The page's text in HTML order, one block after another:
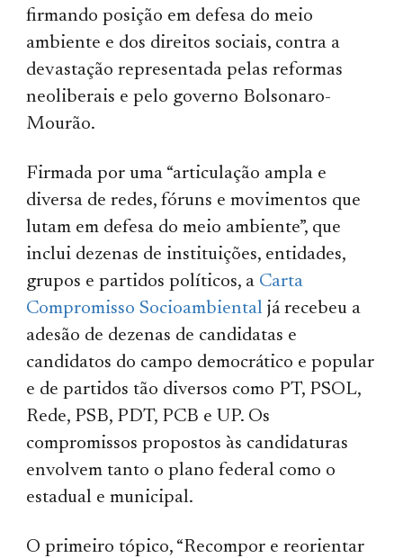
firmando posição em defesa do meio
ambiente e dos direitos sociais, contra a
devastação representada pelas reformas
neoliberais e pelo governo Bolsonaro-
Mourão.
Firmada por uma “articulação ampla e
diversa de redes, fóruns e movimentos que
lutam em defesa do meio ambiente”, que
inclui dezenas de instituições, entidades,
grupos e partidos políticos, a Carta
Compromisso Socioambiental já recebeu a
adesão de dezenas de candidatas e
candidatos do campo democrático e popular
e de partidos tão diversos como PT, PSOL,
Rede, PSB, PDT, PCB e UP. Os
compromissos propostos às candidaturas
envolvem tanto o plano federal como o
estadual e municipal.
O primeiro tópico, “Recompor e reorientar